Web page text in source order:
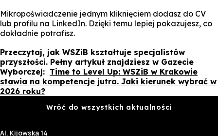
Mikropoświadczenie jednym kliknięciem dodasz do CV
lub profilu na LinkedIn. Dzięki temu lepiej pokazujesz, co
dokładnie potrafisz.
Przeczytaj, jak WSZiB kształtuje specjalistów
przyszłości. Pełny artykuł znajdziesz w Gazecie
Wyborczej: Time to Level Up: WSZiB w Krakowie
stawia na kompetencje jutra. Jaki kierunek wybrać w
2026 roku?
Wróć do wszystkich aktualności
Al. Kijowska 14